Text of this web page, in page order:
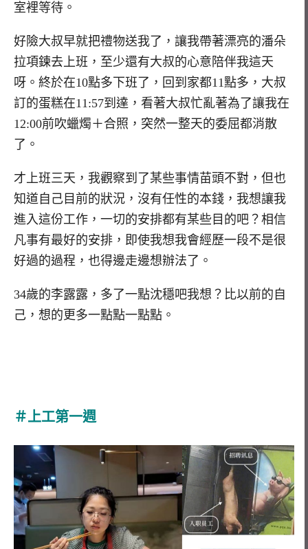
室裡等待。
好險大叔早就把禮物送我了，讓我帶著漂亮的潘朵
拉項鍊去上班，至少還有大叔的心意陪伴我這天
呀。終於在10點多下班了，回到家都11點多，大叔
訂的蛋糕在11:57到達，看著大叔忙亂著為了讓我在
12:00前吹蠟燭＋合照，突然一整天的委屈都消散
了。
才上班三天，我觀察到了某些事情苗頭不對，但也
知道自己目前的狀況，沒有任性的本錢，我想讓我
進入這份工作，一切的安排都有某些目的吧？相信
凡事有最好的安排，即使我想我會經歷一段不是很
好過的過程，也得邊走邊想辦法了。
34歲的李露露，多了一點沈穩吧我想？比以前的自
己，想的更多一點點一點點。
＃上工第一週